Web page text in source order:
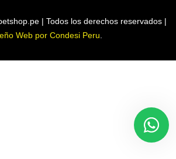
| Todos los derechos reservados |
Web por Condesi Peru